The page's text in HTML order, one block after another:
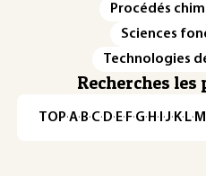
Procédés
Sciences
Technologies
Recherches
TOP·A·B·C· D· E· F·G· H · ·J· K· L· M